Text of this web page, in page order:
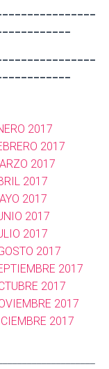
2017
2017
2017
2017
2017
2017
2017
2017
2017
2017
2017
2017